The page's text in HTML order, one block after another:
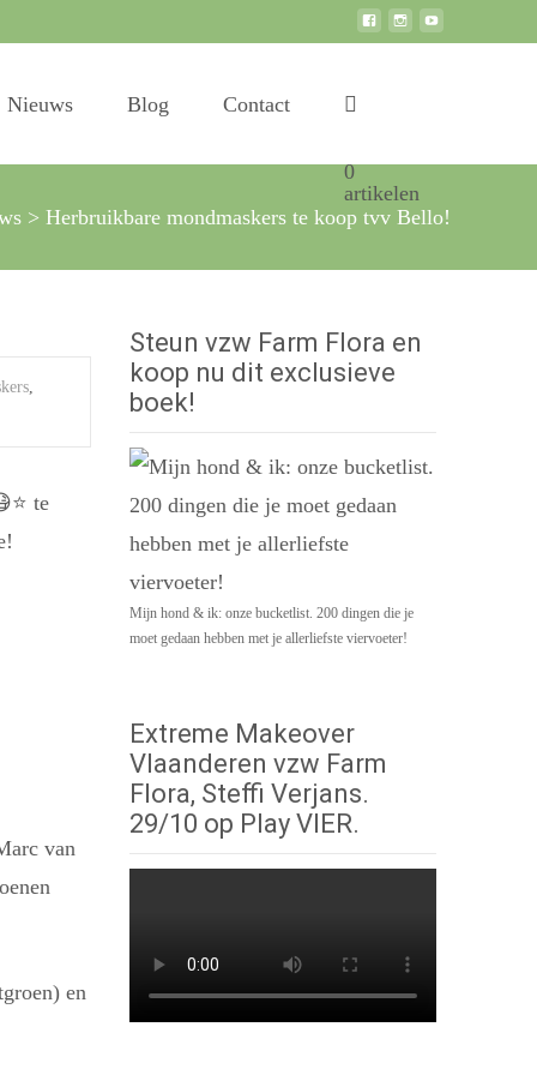
Nieuws Blog Contact
0
artikelen
> Herbruikbare mondmaskers te koop tvv Bello!
,
⭐️ te
van
en
Steun vzw Farm Flora en
koop nu dit exclusieve
boek!
Mijn hond & ik: onze bucketlist. 200 dingen die je
moet gedaan hebben met je allerliefste viervoeter!
Extreme Makeover
Vlaanderen vzw Farm
Flora, Steffi Verjans.
29/10 op Play VIER.